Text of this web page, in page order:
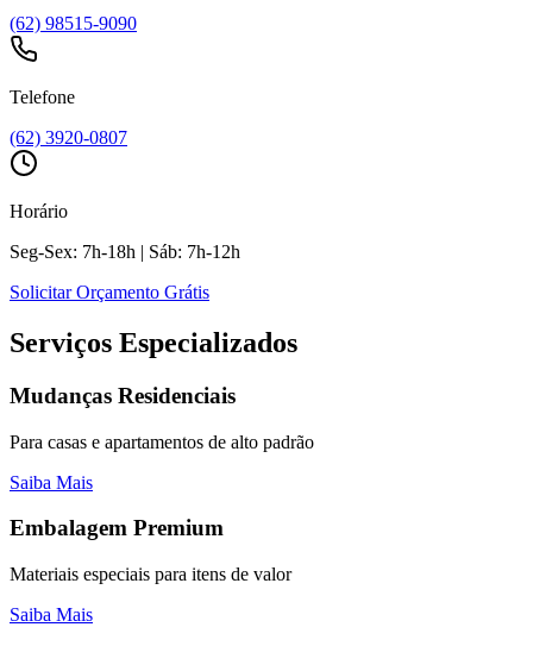
(62) 98515-9090
Telefone
(62) 3920-0807
Horário
Seg-Sex: 7h-18h | Sáb: 7h-12h
Solicitar Orçamento Grátis
Serviços Especializados
Mudanças Residenciais
Para casas e apartamentos de alto padrão
Saiba Mais
Embalagem Premium
Materiais especiais para itens de valor
Saiba Mais